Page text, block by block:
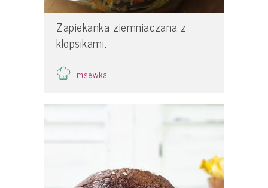
Zapiekanka ziemniaczana z
klopsikami.
msewka